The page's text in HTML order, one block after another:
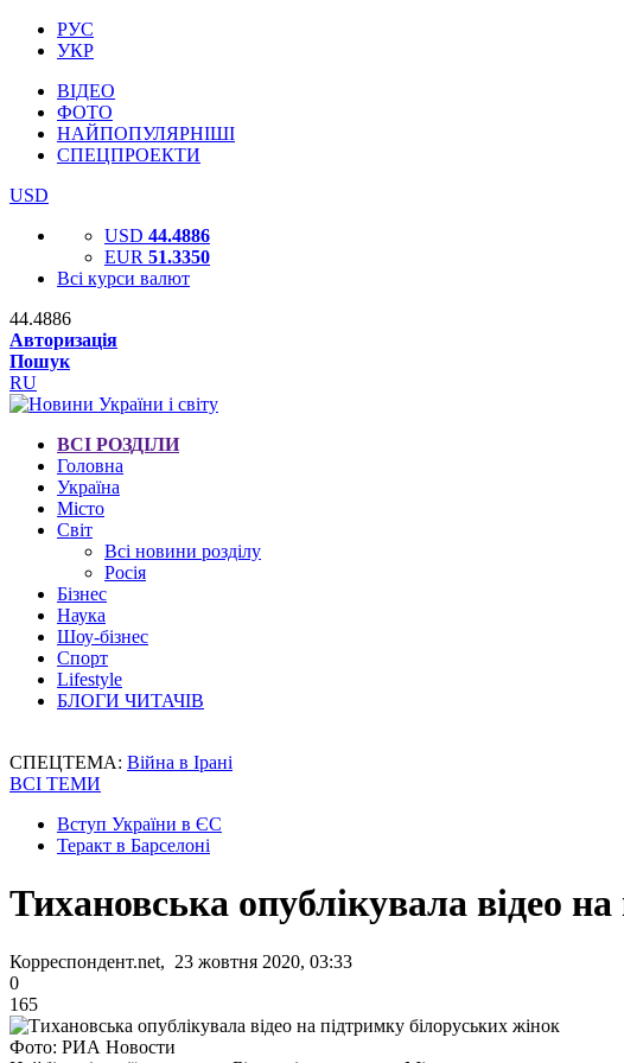
РУС
УКР
ВІДЕО
ФОТО
НАЙПОПУЛЯРНІШІ
СПЕЦПРОЕКТИ
USD
USD 44.4886
EUR 51.3350
Всі курси валют
44.4886
Авторизація
Пошук
RU
ВСІ РОЗДІЛИ
Головна
Україна
Місто
Світ
Всі новини розділу
Росія
Бізнес
Наука
Шоу-бізнес
Спорт
Lifestyle
БЛОГИ ЧИТАЧІВ
СПЕЦТЕМА: Війна в Ірані
ВСІ ТЕМИ
Вступ України в ЄС
Теракт в Барселоні
Тихановська опублікувала відео
Корреспондент.net, 23 жовтня 2020, 03:33
0
165
Фото: РИА Новости